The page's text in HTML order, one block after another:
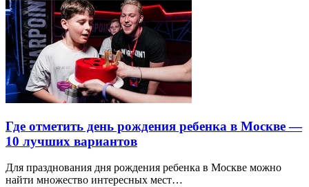
Где отметить день рождения ребенка в Москве —
10 лучших вариантов
Для празднования дня рождения ребенка в Москве можно
найти множество интересных мест…